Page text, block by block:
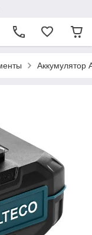
Аккумулятор